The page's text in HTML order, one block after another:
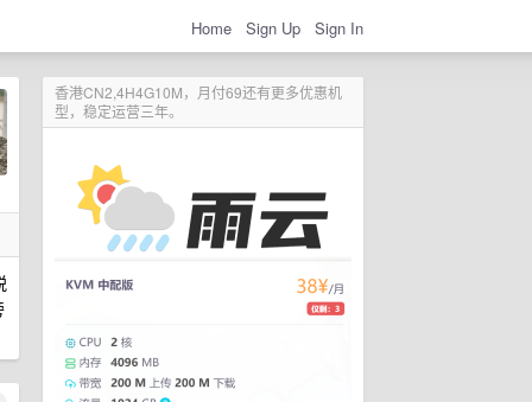
Home Sign Up Sign In
香港CN2,4H4G10M，月付69还有更多优惠机
型，稳定运营三年。